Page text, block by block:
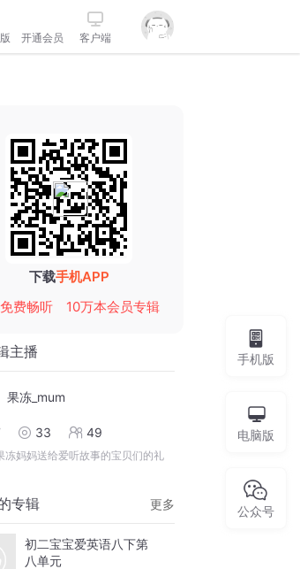
开通会员 客户端
下载手机APP
费畅听
10万本会员专辑
主播
果冻_mum
33 49
冻妈妈送给爱听故事的宝贝们的礼
专辑 更多
初二宝宝爱英语八下第
八单元
手机版
电脑版
公众号